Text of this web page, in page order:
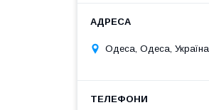
Одеса, Одеса, Україна